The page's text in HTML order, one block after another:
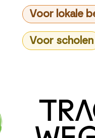
Voor lokale
Voor scholen